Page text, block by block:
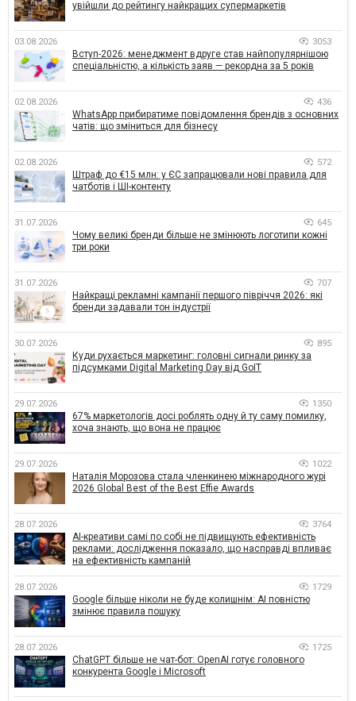
увійшли до рейтингу найкращих супермаркетів
03.08.2026 3053
Вступ-2026: менеджмент вдруге став найпопулярнішою
спеціальністю, а кількість заяв — рекордна за 5 років
02.08.2026 436
WhatsApp прибиратиме повідомлення брендів з основних
чатів: що зміниться для бізнесу
02.08.2026 572
Штраф до €15 млн: у ЄС запрацювали нові правила для
чатботів і ШІ-контенту
31.07.2026 645
Чому великі бренди більше не змінюють логотипи кожні
три роки
31.07.2026 707
Найкращі рекламні кампанії першого півріччя 2026: які
бренди задавали тон індустрії
30.07.2026 895
Куди рухається маркетинг: головні сигнали ринку за
підсумками Digital Marketing Day від GoIT
29.07.2026 1350
67% маркетологів досі роблять одну й ту саму помилку,
хоча знають, що вона не працює
29.07.2026 1022
Наталія Морозова стала членкинею міжнародного журі
2026 Global Best of the Best Effie Awards
28.07.2026 3764
AI-креативи самі по собі не підвищують ефективність
реклами: дослідження показало, що насправді впливає
на ефективність кампаній
28.07.2026 1729
Google більше ніколи не буде колишнім: AI повністю
змінює правила пошуку
28.07.2026 1725
ChatGPT більше не чат-бот: OpenAI готує головного
конкурента Google і Microsoft